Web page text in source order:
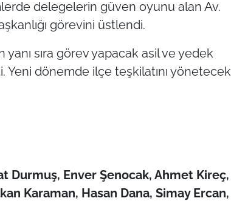
delegelerin güven oyunu alan Av.
görevini üstlendi.
yanı sıra görev yapacak asil ve yedek
dönemde ilçe teşkilatını yönetecek
Durmuş, Enver Şenocak, Ahmet Kireç,
Karaman, Hasan Dana, Simay Ercan,